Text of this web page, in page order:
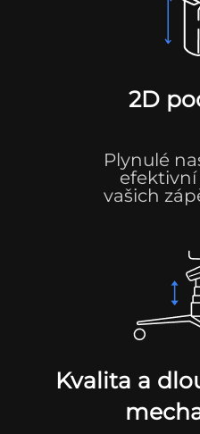
2D
Plynulé
vašich
Kvalita a